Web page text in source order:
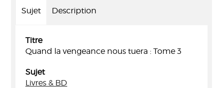
Sujet Description
Titre
Quand la vengeance nous tuera : Tome 3
Sujet
Livres & BD